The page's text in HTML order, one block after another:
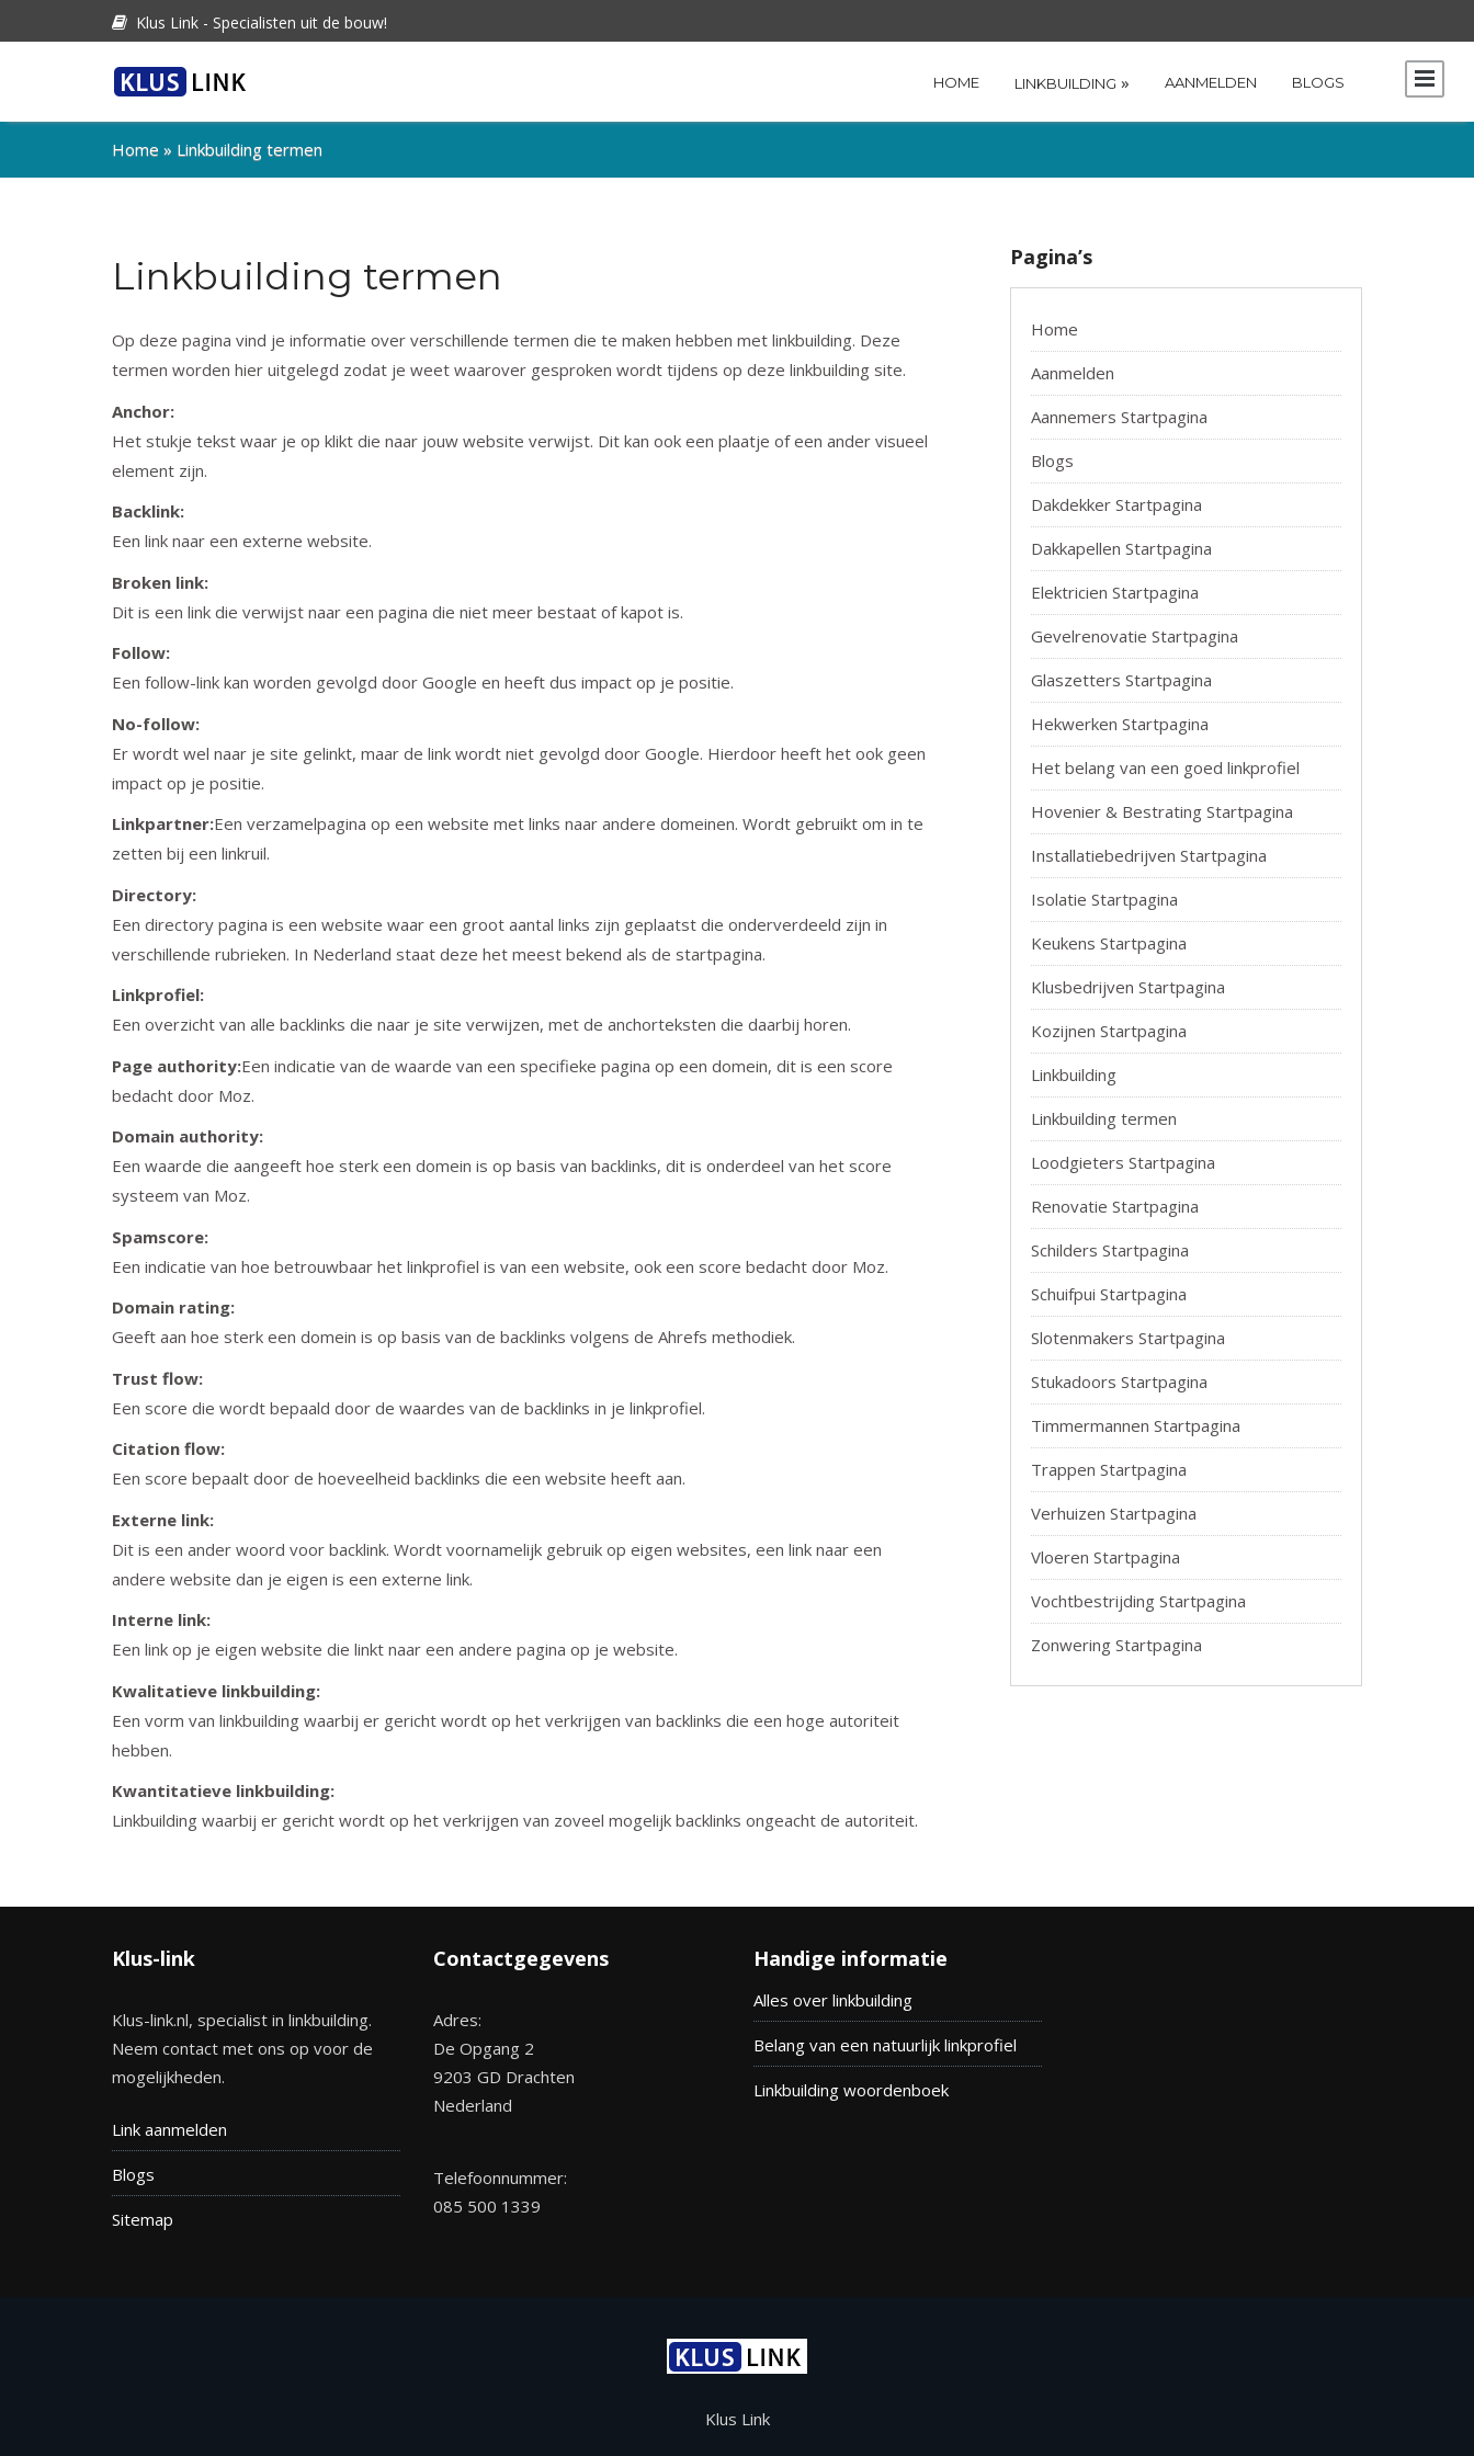
Klus Link - Specialisten uit de bouw!
HOME LINKBUILDING » AANMELDEN BLOGS
Home » Linkbuilding termen
Linkbuilding termen
Op deze pagina vind je informatie over verschillende termen die te maken hebben met linkbuilding. Deze
termen worden hier uitgelegd zodat je weet waarover gesproken wordt tijdens op deze linkbuilding site.
Anchor:
Het stukje tekst waar je op klikt die naar jouw website verwijst. Dit kan ook een plaatje of een ander visueel
element zijn.
Backlink:
Een link naar een externe website.
Broken link:
Dit is een link die verwijst naar een pagina die niet meer bestaat of kapot is.
Follow:
Een follow-link kan worden gevolgd door Google en heeft dus impact op je positie.
No-follow:
Er wordt wel naar je site gelinkt, maar de link wordt niet gevolgd door Google. Hierdoor heeft het ook geen
impact op je positie.
Linkpartner:Een verzamelpagina op een website met links naar andere domeinen. Wordt gebruikt om in te
zetten bij een linkruil.
Directory:
Een directory pagina is een website waar een groot aantal links zijn geplaatst die onderverdeeld zijn in
verschillende rubrieken. In Nederland staat deze het meest bekend als de startpagina.
Linkprofiel:
Een overzicht van alle backlinks die naar je site verwijzen, met de anchorteksten die daarbij horen.
Page authority:Een indicatie van de waarde van een specifieke pagina op een domein, dit is een score
bedacht door Moz.
Domain authority:
Een waarde die aangeeft hoe sterk een domein is op basis van backlinks, dit is onderdeel van het score
systeem van Moz.
Spamscore:
Een indicatie van hoe betrouwbaar het linkprofiel is van een website, ook een score bedacht door Moz.
Domain rating:
Geeft aan hoe sterk een domein is op basis van de backlinks volgens de Ahrefs methodiek.
Trust flow:
Een score die wordt bepaald door de waardes van de backlinks in je linkprofiel.
Citation flow:
Een score bepaalt door de hoeveelheid backlinks die een website heeft aan.
Externe link:
Dit is een ander woord voor backlink. Wordt voornamelijk gebruik op eigen websites, een link naar een
andere website dan je eigen is een externe link.
Interne link:
Een link op je eigen website die linkt naar een andere pagina op je website.
Kwalitatieve linkbuilding:
Een vorm van linkbuilding waarbij er gericht wordt op het verkrijgen van backlinks die een hoge autoriteit
hebben.
Kwantitatieve linkbuilding:
Linkbuilding waarbij er gericht wordt op het verkrijgen van zoveel mogelijk backlinks ongeacht de autoriteit.
Pagina’s
Home
Aanmelden
Aannemers Startpagina
Blogs
Dakdekker Startpagina
Dakkapellen Startpagina
Elektricien Startpagina
Gevelrenovatie Startpagina
Glaszetters Startpagina
Hekwerken Startpagina
Het belang van een goed linkprofiel
Hovenier & Bestrating Startpagina
Installatiebedrijven Startpagina
Isolatie Startpagina
Keukens Startpagina
Klusbedrijven Startpagina
Kozijnen Startpagina
Linkbuilding
Linkbuilding termen
Loodgieters Startpagina
Renovatie Startpagina
Schilders Startpagina
Schuifpui Startpagina
Slotenmakers Startpagina
Stukadoors Startpagina
Timmermannen Startpagina
Trappen Startpagina
Verhuizen Startpagina
Vloeren Startpagina
Vochtbestrijding Startpagina
Zonwering Startpagina
Klus-link
Klus-link.nl, specialist in linkbuilding.
Neem contact met ons op voor de
mogelijkheden.
Link aanmelden
Blogs
Sitemap
Contactgegevens
Adres:
De Opgang 2
9203 GD Drachten
Nederland
Telefoonnummer:
085 500 1339
Handige informatie
Alles over linkbuilding
Belang van een natuurlijk linkprofiel
Linkbuilding woordenboek
Klus Link